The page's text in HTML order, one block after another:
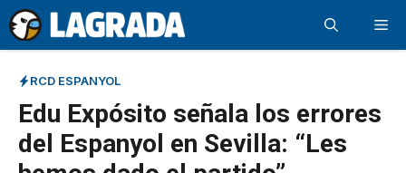
Saltar
al
contenido
RCD ESPANYOL
Edu Expósito señala los errores
del Espanyol en Sevilla: “Les